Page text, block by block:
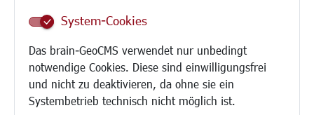
System-Cookies
Das brain-GeoCMS verwendet nur unbedingt
notwendige Cookies. Diese sind einwilligungsfrei
und nicht zu deaktivieren, da ohne sie ein
Systembetrieb technisch nicht möglich ist.
Schule
Demokratie leben
Ukrainehilfe
Hilfe für Geflüchtete
Religion